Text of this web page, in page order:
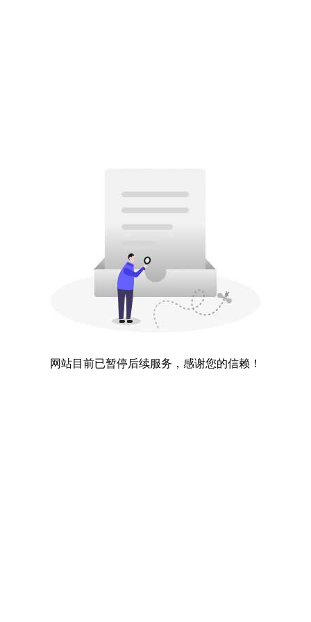
网站目前已暂停后续服务，感谢您的信赖！